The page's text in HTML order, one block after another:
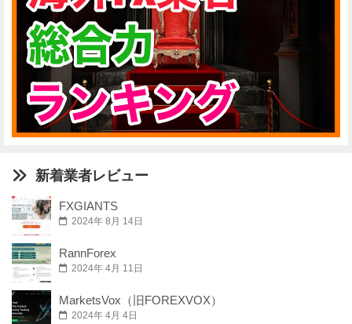
新着業者レビュー
FXGIANTS
2024年 8月 14日
RannForex
2024年 4月 11日
MarketsVox（旧FOREXVOX）
2024年 4月 4日